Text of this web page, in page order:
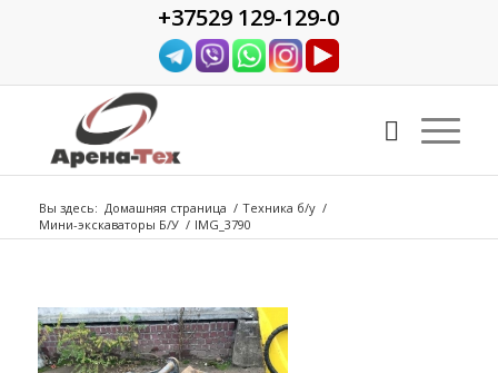
+37529 129-129-0
Вы здесь: Домашняя страница / Техника б/у /
Мини-экскаваторы Б/У / IMG_3790